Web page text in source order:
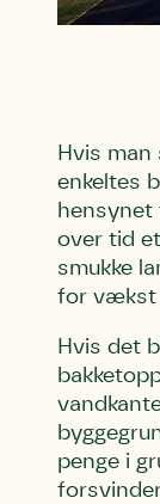
Hvis
enkeltes
over tid
smukke
for vækst
Hvis det
penge i